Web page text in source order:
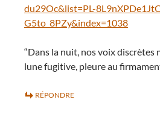
du29Oc&list=PL-
G5to_8PZy&index=1038
“Dans la nuit, nos voix discrètes
lune fugitive, pleure au
RÉPONDRE